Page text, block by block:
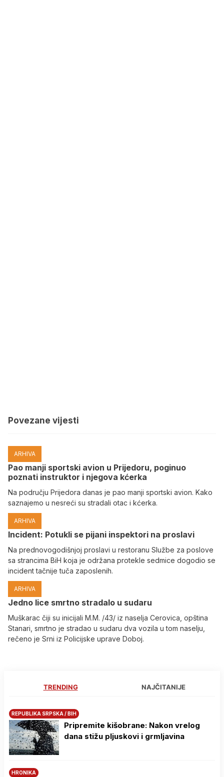
Povezane vijesti
ARHIVA
Pao manji sportski avion u Prijedoru, poginuo
poznati instruktor i njegova kćerka
Na području Prijedora danas je pao manji sportski avion. Kako
saznajemo u nesreći su stradali otac i kćerka.
ARHIVA
Incident: Potukli se pijani inspektori na proslavi
Na prednovogodišnjoj proslavi u restoranu Službe za poslove
sa strancima BiH koja je održana protekle sedmice dogodio se
incident tačnije tuča zaposlenih.
ARHIVA
Јedno lice smrtno stradalo u sudaru
Muškarac čiji su inicijali M.M. /43/ iz naselja Cerovica, opština
Stanari, smrtno je stradao u sudaru dva vozila u tom naselju,
rečeno je Srni iz Policijske uprave Doboj.
TRENDING NAJČITANIJE
REPUBLIKA SRPSKA / BIH
Pripremite kišobrane: Nakon vrelog
dana stižu pljuskovi i grmljavina
HRONIKA